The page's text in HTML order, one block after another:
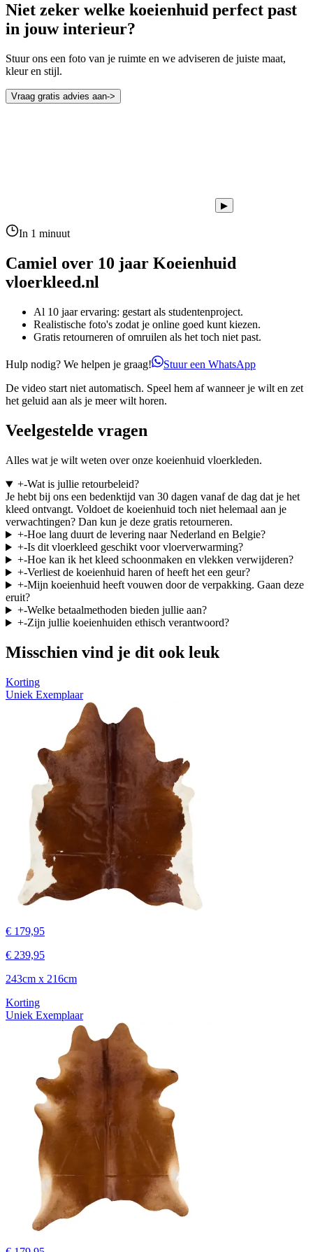
Niet zeker welke koeienhuid perfect past
in jouw interieur?
Stuur ons een foto van je ruimte en we adviseren de juiste maat,
kleur en stijl.
Vraag gratis advies aan->
▶
In 1 minuut
Camiel over 10 jaar Koeienhuid
vloerkleed.nl
Al 10 jaar ervaring: gestart als studentenproject.
Realistische foto's zodat je online goed kunt kiezen.
Gratis retourneren of omruilen als het toch niet past.
Hulp nodig? We helpen je graag!
Stuur een WhatsApp
De video start niet automatisch. Speel hem af wanneer je wilt en zet
het geluid aan als je meer wilt horen.
Veelgestelde vragen
Alles wat je wilt weten over onze koeienhuid vloerkleden.
+-Wat is jullie retourbeleid?
Je hebt bij ons een bedenktijd van 30 dagen vanaf de dag dat je het
kleed ontvangt. Voldoet de koeienhuid toch niet helemaal aan je
verwachtingen? Dan kun je deze gratis retourneren.
+-Hoe lang duurt de levering naar Nederland en Belgie?
+-Is dit vloerkleed geschikt voor vloerverwarming?
+-Hoe kan ik het kleed schoonmaken en vlekken verwijderen?
+-Verliest de koeienhuid haren of heeft het een geur?
+-Mijn koeienhuid heeft vouwen door de verpakking. Gaan deze
eruit?
+-Welke betaalmethoden bieden jullie aan?
+-Zijn jullie koeienhuiden ethisch verantwoord?
Misschien vind je dit ook leuk
Korting
Uniek Exemplaar
€ 179,95
€ 239,95
243cm x 216cm
Korting
Uniek Exemplaar